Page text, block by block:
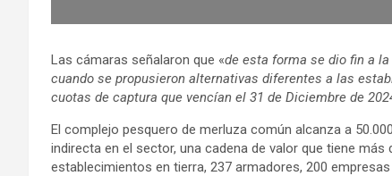
Las cámaras señalaron que «de esta forma se dio fin a
cuando se propusieron alternativas diferentes a las
cuotas de captura que vencían el 31 de Diciembre de
El complejo pesquero de merluza común alcanza a
indirecta en el sector, una cadena de valor que tiene
establecimientos en tierra, 237 armadores, 200